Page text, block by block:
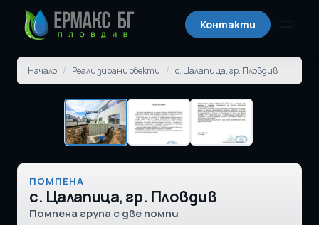
Контакти
Начало / Реализирани обекти / с. Цалапица, гр. Пловдив
ПОМПЕНА
с. Цалапица, гр. Пловдив
Помпена група с две помпи